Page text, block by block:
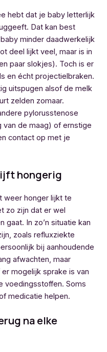
hebt dat je baby letterlijk
Dat kan best
minder daadwerkelijk
deel lijkt veel, maar is in
paar slokjes). Toch is er
en écht projectielbraken.
uitspugen alsof de melk
zelden zomaar.
pylorusstenose
van de maag) of ernstige
contact op met je
hongerig
weer honger lijkt te
zo zijn dat er wel
In zo’n situatie kan
zoals refluxziekte
bij aanhoudende
afwachten, maar
mogelijk sprake is van
voedingsstoffen. Soms
medicatie helpen.
na elke